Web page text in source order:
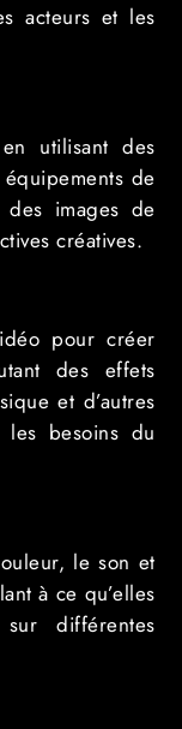
acteurs et les
utilisant des
équipements de
images de
créatives.
pour créer
des effets
et d’autres
les besoins du
le son et
à ce qu’elles
différentes